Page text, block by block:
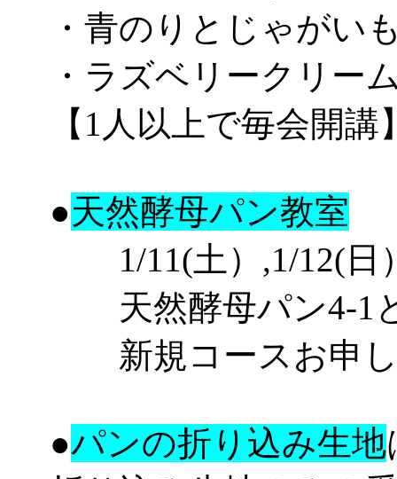
・青のりとじゃがい
・ラズベリークリー
【1人以上で毎会開講
●天然酵母パン教室
1/11(土）,1/12(日
天然酵母パン4-1と
新規コースお申し
●パンの折り込み生地